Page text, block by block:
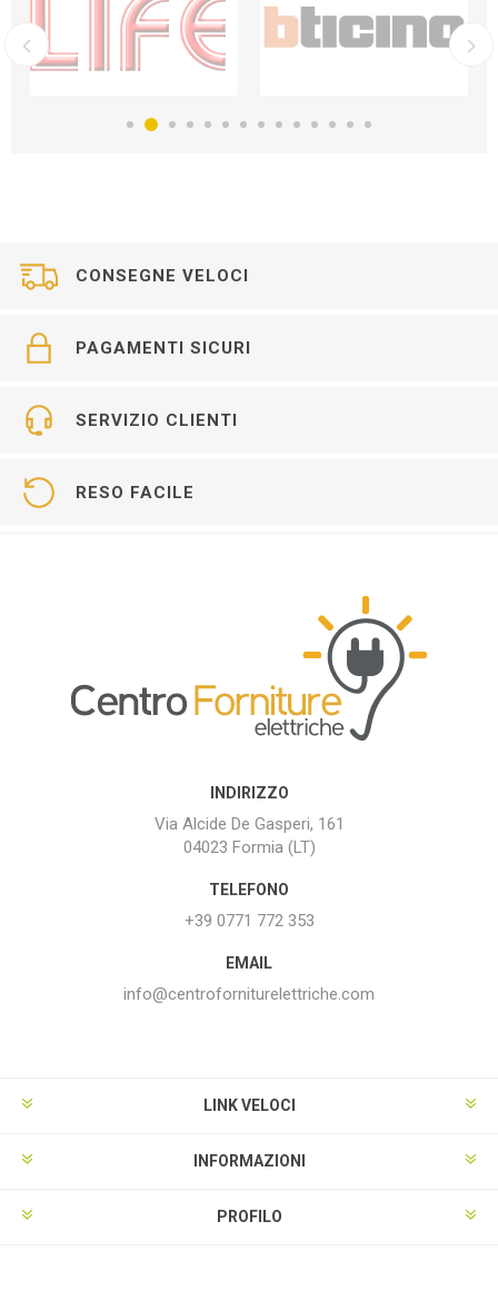
CONSEGNE VELOCI
PAGAMENTI SICURI
SERVIZIO CLIENTI
RESO FACILE
INDIRIZZO
Via Alcide De Gasperi, 161
04023 Formia (LT)
TELEFONO
+39 0771 772 353
EMAIL
info@centroforniturelettriche.com
LINK VELOCI
INFORMAZIONI
PROFILO